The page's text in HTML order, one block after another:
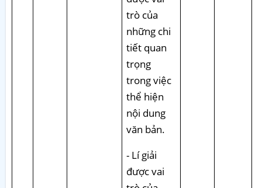
trò của
những chi
tiết quan
trọng
trong việc
thể hiện
nội dung
văn bản.
- Lí giải
được vai